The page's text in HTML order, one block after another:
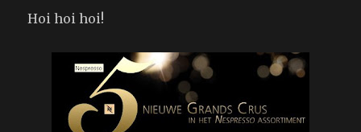
Hoi hoi hoi!